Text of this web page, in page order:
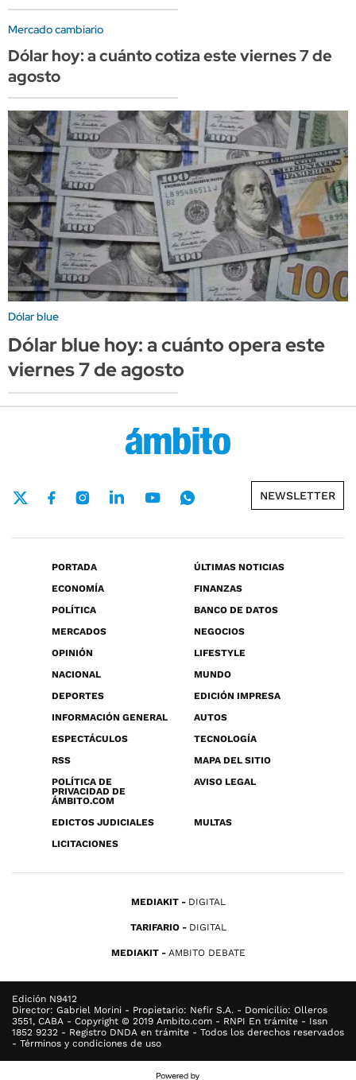
Mercado cambiario
Dólar hoy: a cuánto cotiza este viernes 7 de
agosto
Dólar blue
Dólar blue hoy: a cuánto opera este
viernes 7 de agosto
NEWSLETTER
PORTADA
ÚLTIMAS NOTICIAS
ECONOMÍA
FINANZAS
POLÍTICA
BANCO DE DATOS
MERCADOS
NEGOCIOS
OPINIÓN
LIFESTYLE
NACIONAL
MUNDO
DEPORTES
EDICIÓN IMPRESA
INFORMACIÓN GENERAL
AUTOS
ESPECTÁCULOS
TECNOLOGÍA
RSS
MAPA DEL SITIO
POLÍTICA DE
PRIVACIDAD DE
ÁMBITO.COM
AVISO LEGAL
EDICTOS JUDICIALES
MULTAS
LICITACIONES
MEDIAKIT DIGITAL
TARIFARIO DIGITAL
MEDIAKIT AMBITO DEBATE
Edición N9412
Director: Gabriel Morini - Propietario: Nefir S.A. - Domicilio: Olleros
3551, CABA - Copyright © 2019 Ambito.com - RNPI En trámite - Issn
1852 9232 - Registro DNDA en trámite - Todos los derechos reservados
- Términos y condiciones de uso